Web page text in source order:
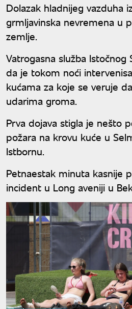
Dolazak hladnijeg vazduha
grmljavinska nevremena u
zemlje.
Vatrogasna služba Istočnog
da je tokom noći
kućama za koje se veruje
udarima groma.
Prva dojava stigla je nešto
požara na krovu kuće u
Istbornu.
Petnaestak minuta kasnije
incident u Long aveniji u